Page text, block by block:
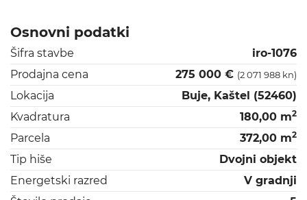
Osnovni podatki
Šifra stavbe
iro-1076
Prodajna cena
275 000 € (2 071 988 kn)
Lokacija
Buje, Kaštel (52460)
Kvadratura
180,00 m2
Parcela 372,00 m2
Tip hiše
Dvojni objekt
Energetski razred
V gradnji